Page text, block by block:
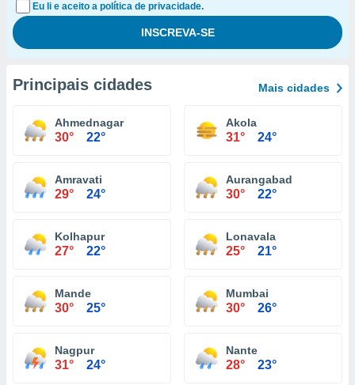
Eu li e aceito a política de privacidade.
Principais cidades Mais cidades
Ahmednagar
30° 22°
Akola
31° 24°
Amravati
29° 24°
Aurangabad
30° 22°
Kolhapur
27° 22°
Lonavala
25° 21°
Mande
30° 25°
Mumbai
30° 26°
Nagpur
31° 24°
Nante
28° 23°